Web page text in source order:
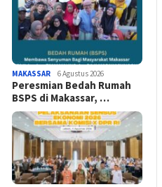
MAKASSAR 6 Agustus 2026
Peresmian Bedah Rumah
BSPS di Makassar, …